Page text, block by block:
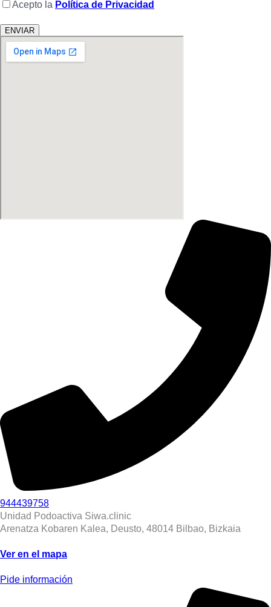
Acepto la Política de Privacidad
944439758
Unidad Podoactiva Siwa.clinic
Arenatza Kobaren Kalea, Deusto, 48014 Bilbao, Bizkaia
Ver en el mapa
Pide información